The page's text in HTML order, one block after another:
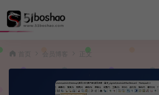
会员博客 正文